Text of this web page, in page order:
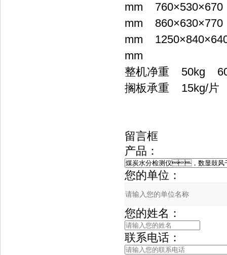
mm 760×530×670
mm 860×630×770
mm
mm
整机净重 50kg
搁板承重 15kg/片
留言框
产品：
您的单位：
您的姓名：
联系电话：